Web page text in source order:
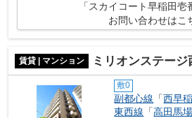
「スカイコート早稲田壱
お問い合わせはこ
賃貸 | マンション ミリオンステー
敷0
副都心線 「西早
東西線 「高田馬場